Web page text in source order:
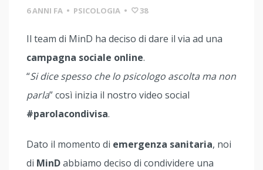
6 ANNI FA • PSICOLOGIA • 38
Il team di MinD ha deciso di dare il via ad una
campagna sociale online.
“Si dice spesso che lo psicologo ascolta ma non
parla” così inizia il nostro video social
#parolacondivisa.
Dato il momento di emergenza sanitaria, noi
di MinDabbiamo deciso di condividere una